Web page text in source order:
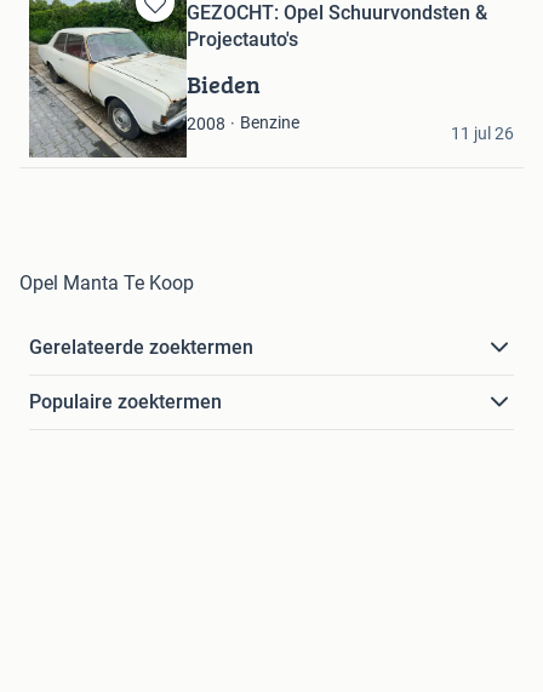
Bewaren
in
Mijn
Favorieten
GEZOCHT: Opel Schuurvondsten &
Projectauto's
Bieden
2008 Benzine
oldtimers
Hoogeveen
11 jul 26
Opel Manta Te Koop
Gerelateerde zoektermen
Populaire zoektermen